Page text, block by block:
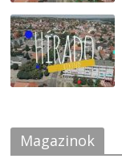
Magazinok